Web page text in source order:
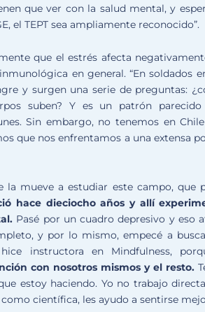
que ver con la salud mental, y
el TEPT sea ampliamente reconocido”.
que el estrés afecta
en general. “En soldados
y surgen una serie de preguntas:
suben? Y es un patrón
Sin embargo, no tenemos en
que nos enfrentamos a una extensa
la mueve a estudiar este campo, que
hace dieciocho años y allí
Pasé por un cuadro depresivo y eso
y por lo mismo, empecé a
instructora en Mindfulness,
con nosotros mismos y el resto.
estoy haciendo. Yo no trabajo
científica, les ayudo a sentirse